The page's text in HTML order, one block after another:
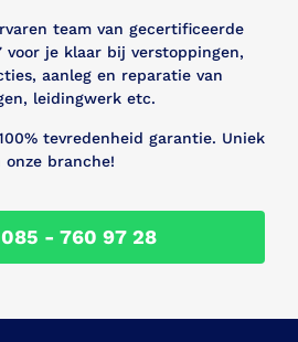
team van gecertificeerde
je klaar bij verstoppingen,
aanleg en reparatie van
leidingwerk etc.
tevredenheid garantie. Uniek
onze branche!
- 760 97 28